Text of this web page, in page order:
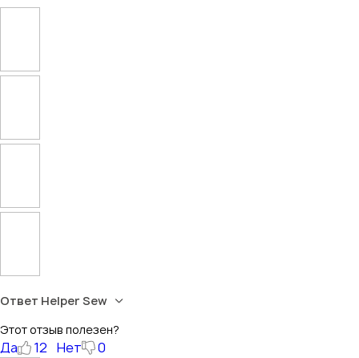
Ответ Helper Sew
Этот отзыв полезен?
Да 12 Нет 0